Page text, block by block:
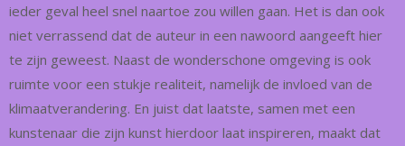
ieder geval heel snel naartoe zou willen gaan. Het is dan ook
niet verrassend dat de auteur in een nawoord aangeeft hier
te zijn geweest. Naast de wonderschone omgeving is ook
ruimte voor een stukje realiteit, namelijk de invloed van de
klimaatverandering. En juist dat laatste, samen met een
kunstenaar die zijn kunst hierdoor laat inspireren, maakt dat